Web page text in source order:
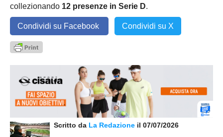
collezionando 12 presenze in Serie D.
Condividi su Facebook Condividi su X
Scritto da La Redazione il 07/07/2026